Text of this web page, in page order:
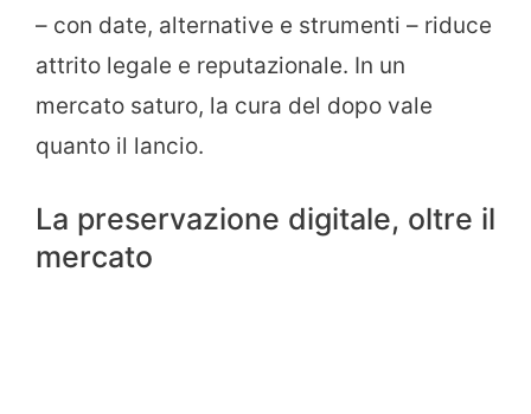
– con date, alternative e strumenti – riduce
attrito legale e reputazionale. In un
mercato saturo, la cura del dopo vale
quanto il lancio.
La preservazione digitale, oltre il
mercato